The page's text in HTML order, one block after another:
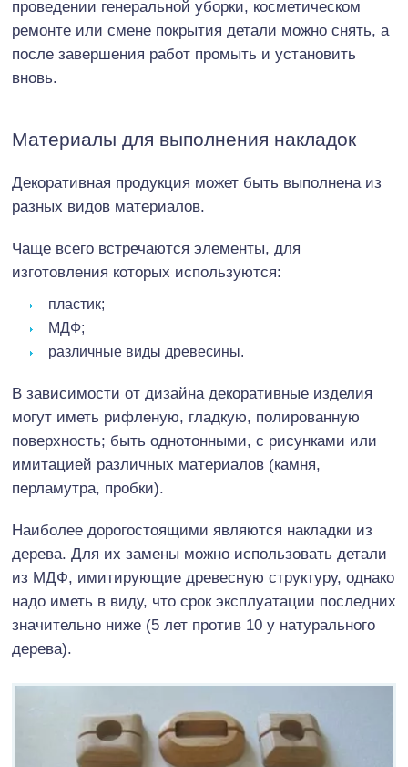
проведении генеральной уборки, косметическом
ремонте или смене покрытия детали можно снять, а
после завершения работ промыть и установить
вновь.
Материалы для выполнения накладок
Декоративная продукция может быть выполнена из
разных видов материалов.
Чаще всего встречаются элементы, для
изготовления которых используются:
пластик;
МДФ;
различные виды древесины.
В зависимости от дизайна декоративные изделия
могут иметь рифленую, гладкую, полированную
поверхность; быть однотонными, с рисунками или
имитацией различных материалов (камня,
перламутра, пробки).
Наиболее дорогостоящими являются накладки из
дерева. Для их замены можно использовать детали
из МДФ, имитирующие древесную структуру, однако
надо иметь в виду, что срок эксплуатации последних
значительно ниже (5 лет против 10 у натурального
дерева).